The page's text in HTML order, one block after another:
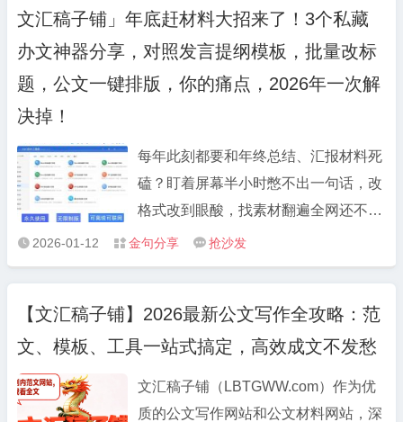
青春激情、忠诚担当。 6.怀揣忠心、公
心、诚心、热心、细心“五心”，警惕流
7.关注重视年轻干部就是关注未来、谋
来、赢得未来。 8.把胸怀远大理想和脚
踏实地奋斗统一起来，把实现长远目标
与做好当前工作统一起来。 9.把握每一
“过得去”变“过得硬”的奋进担当。 4.既
要有埋头苦干、真抓实干的品格和劲
头，更要有直面困难、排除万难的信心
答卷”。 6.唯有“咬定目标不放松”方能行
稳致远、唯有“持之以恒守初心”方能成
事兴业。 7.以“挖山不止”的决心攻坚发
展难题，以“感动上帝”的诚心汇聚人民
力量。 8.发扬“胆”“识”“谋”、增创新优
对定下的事情立说立行、马上就办，对
认定的目标锲而不舍、久久为功。 10.
文汇稿子铺」年底赶材料大招来了！3个私藏
办文神器分享，对照发言提纲模板，批量改标
题，公文一键排版，你的痛点，2026年一次解
决掉！
每年此刻都要和年终总结、汇报材料死
磕？盯着屏幕半小时憋不出一句话，改
格式改到眼酸，找素材翻遍全网还不对
味？整理了自己用了大半年的 3 个宝藏
工具，亲测能把写材料效率拉满，无偿
LBTGWW.COM：告别“巧妇难为无米
之炊” 写材料最头疼的就是没思路、没
里面按“工作总结、述职报告、党建材
 2026-01-12  金句分享  抢沙发
【文汇稿子铺】2026最新公文写作全攻略：范
文、模板、工具一站式搞定，高效成文不发愁
文汇稿子铺（LBTGWW.com）作为优
质的公文写作网站和公文材料网站，深